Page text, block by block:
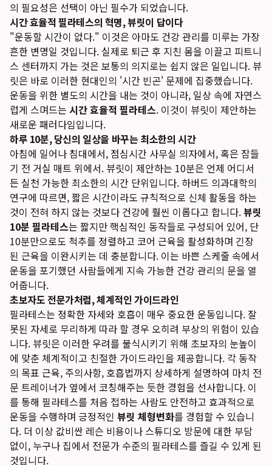
의 필요성은 선택이 아닌 필수가 되었습니다.
시간 효율적 필라테스의 혁명, 뷰릿이 답이다
"운동할 시간이 없다." 이것은 아마도 건강 관리를 미루는 가장
흔한 변명일 것입니다. 실제로 퇴근 후 지친 몸을 이끌고 피트니
스 센터까지 가는 것은 보통의 의지로는 쉽지 않은 일입니다. 뷰
릿은 바로 이러한 현대인의 '시간 빈곤' 문제에 집중했습니다.
운동을 위한 별도의 시간을 내는 것이 아니라, 일상 속에 자연스
럽게 스며드는 시간 효율적 필라테스. 이것이 뷰릿이 제안하는
새로운 패러다임입니다.
하루 10분, 당신의 일상을 바꾸는 최소한의 시간
아침에 일어나 침대에서, 점심시간 사무실 의자에서, 혹은 잠들
기 전 거실 매트 위에서. 뷰릿이 제안하는 10분은 언제 어디서
든 실천 가능한 최소한의 시간 단위입니다. 하버드 의과대학의
연구에 따르면, 짧은 시간이라도 규칙적으로 신체 활동을 하는
것이 전혀 하지 않는 것보다 건강에 훨씬 이롭다고 합니다.뷰릿
10분 필라테스는 짧지만 핵심적인 동작들로 구성되어 있어, 단
10분만으로도 척추를 정렬하고 코어 근육을 활성화하며 긴장
된 근육을 이완시키는 데 충분합니다. 이는 바쁜 스케줄 속에서
운동을 포기했던 사람들에게 지속 가능한 건강 관리의 문을 열
어줍니다.
초보자도 전문가처럼, 체계적인 가이드라인
필라테스는 정확한 자세와 호흡이 매우 중요한 운동입니다. 잘
못된 자세로 무리하게 따라 할 경우 오히려 부상의 위험이 있습
니다. 뷰릿은 이러한 우려를 불식시키기 위해 초보자의 눈높이
에 맞춘 체계적이고 친절한 가이드라인을 제공합니다. 각 동작
의 목표 근육, 주의사항, 호흡법까지 상세하게 설명하여 마치 전
문 트레이너가 옆에서 코칭해주는 듯한 경험을 선사합니다. 이
를 통해 필라테스를 처음 접하는 사람도 안전하고 효과적으로
운동을 수행하며 긍정적인 뷰릿 체형변화를 경험할 수 있습니
다. 더 이상 값비싼 레슨 비용이나 스튜디오 방문에 대한 부담
없이, 누구나 집에서 전문가 수준의 필라테스를 즐길 수 있게 된
것입니다.